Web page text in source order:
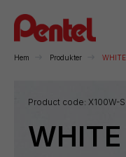
Hem Produkter
Product code: X100W-S